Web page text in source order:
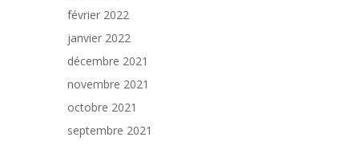
février 2022
janvier 2022
décembre 2021
novembre 2021
octobre 2021
septembre 2021